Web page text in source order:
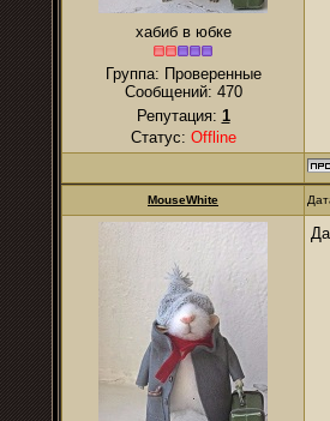
хабиб в юбке
Группа: Проверенные
Сообщений: 470
Репутация: 1
Статус: Offline
MouseWhite